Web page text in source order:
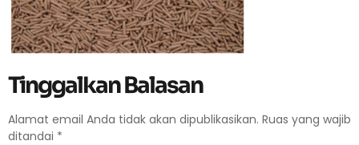
Tinggalkan Balasan
Alamat email Anda tidak akan dipublikasikan. Ruas yang wajib
ditandai *